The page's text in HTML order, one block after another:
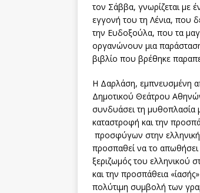
τον Σάββα, γνωρίζεται με
εγγονή του τη Λένια, που
την Ευδοξούλα, που τα
οργανώνουν μια
βιβλίο που βρέθηκε
Η Δαρλάση, εμπνευσμένη
Δημοτικού Θεάτρου
συνδυάσει τη μυθοπλασία
καταστροφή και την
προσφύγων στην
προσπαθεί να το απωθήσει
ξεριζωμός του ελληνικού
και την προσπάθεια
πολύτιμη συμβολή των